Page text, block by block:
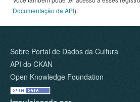
Documentação da API).
Sobre Portal de Dados da Cultura
API do CKAN
Open Knowledge Foundation